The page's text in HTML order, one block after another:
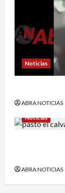
Noticias
ABRA NOTICIAS
Noticias
ABRA NOTICIAS